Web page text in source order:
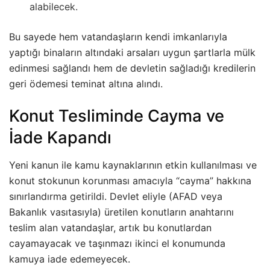
alabilecek.
Bu sayede hem vatandaşların kendi imkanlarıyla
yaptığı binaların altındaki arsaları uygun şartlarla mülk
edinmesi sağlandı hem de devletin sağladığı kredilerin
geri ödemesi teminat altına alındı.
Konut Tesliminde Cayma ve
İade Kapandı
Yeni kanun ile kamu kaynaklarının etkin kullanılması ve
konut stokunun korunması amacıyla “cayma” hakkına
sınırlandırma getirildi. Devlet eliyle (AFAD veya
Bakanlık vasıtasıyla) üretilen konutların anahtarını
teslim alan vatandaşlar, artık bu konutlardan
cayamayacak ve taşınmazı ikinci el konumunda
kamuya iade edemeyecek.